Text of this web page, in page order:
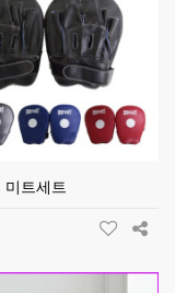
미트세트